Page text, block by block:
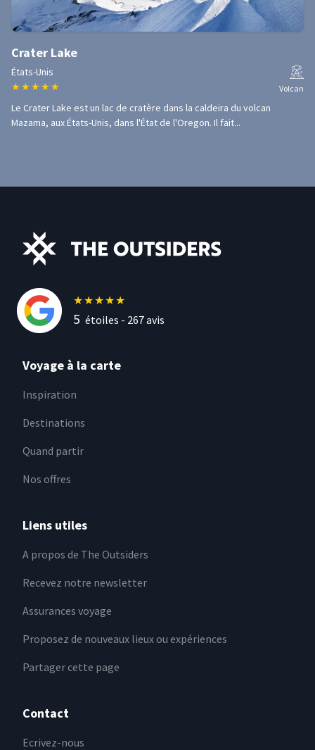
Crater Lake
États-Unis
★ ★ ★ ★ ★ Volcan
Le Crater Lake est un lac de cratère dans la caldeira du volcan
Mazama, aux États-Unis, dans l'État de l'Oregon. Il fait...
★★★★★
5 étoiles - 267avis
Voyage à la carte
Inspiration
Destinations
Quand partir
Nos offres
Liens utiles
A propos de The Outsiders
Recevez notre newsletter
Assurances voyage
Proposez de nouveaux lieux ou expériences
Partager cette page
Contact
Ecrivez-nous